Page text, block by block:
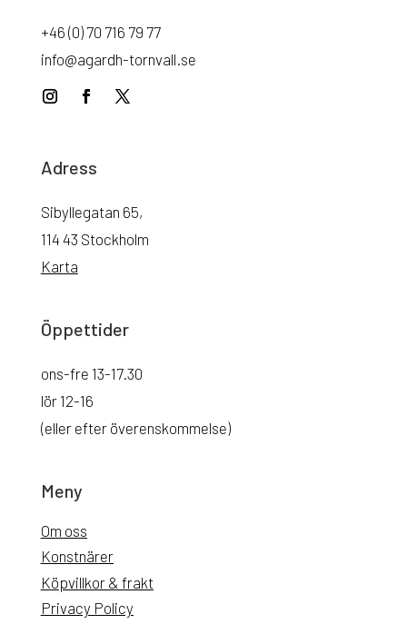
+46 (0) 70 716 79 77
info@agardh-tornvall.se
Adress
Sibyllegatan 65,
114 43 Stockholm
Karta
Öppettider
ons-fre 13-17.30
lör 12-16
(eller efter överenskommelse)
Meny
Om oss
Konstnärer
Köpvillkor & frakt
Privacy Policy